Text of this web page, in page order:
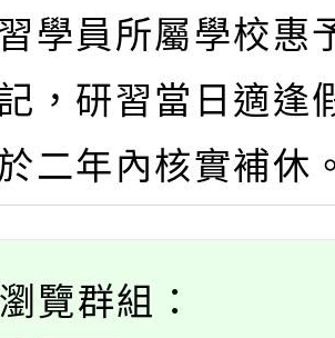
學員所屬學校惠
，研習當日適逢
二年內核實補休
覽群組：